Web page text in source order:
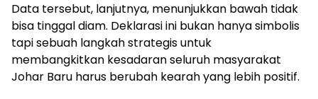
Data tersebut, lanjutnya, menunjukkan bawah tidak
bisa tinggal diam. Deklarasi ini bukan hanya simbolis
tapi sebuah langkah strategis untuk
membangkitkan kesadaran seluruh masyarakat
Johar Baru harus berubah kearah yang lebih positif.